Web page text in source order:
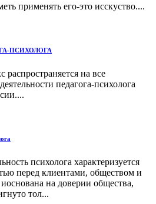
применять его-это исскуство....
ПСИХОЛОГА
на все
педагога-психолога
психолога характеризуется
перед клиентами, обществом и
на доверии общества,
тол...